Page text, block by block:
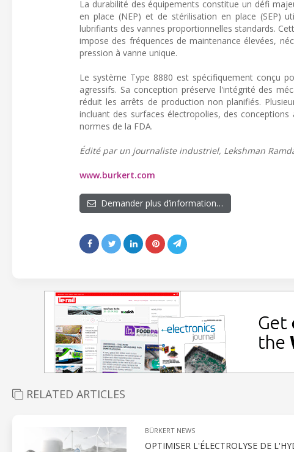
La durabilité des équipements constitue un défi
en place (NEP) et de stérilisation en place (SEP)
lubrifiants des vannes proportionnelles standards.
impose des fréquences de maintenance élevées,
pression à vanne unique.
Le système Type 8880 est spécifiquement conçu
agressifs. Sa conception préserve l'intégrité des
réduit les arrêts de production non planifiés.
incluant des surfaces électropolies, des
normes de la FDA.
Édité par un journaliste industriel, Lekshman
www.burkert.com
Demander plus d’information…
RELATED ARTICLES
BÜRKERT NEWS
OPTIMISER L'ÉLECTROLYSE DE